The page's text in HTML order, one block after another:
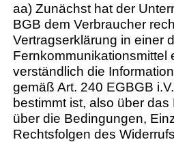
aa) Zunächst hat der
BGB dem Verbraucher
Vertragserklärung in einer
verständlich die
gemäß Art. 240 EGBGB
bestimmt ist, also über
über die Bedingungen,
Rechtsfolgen des